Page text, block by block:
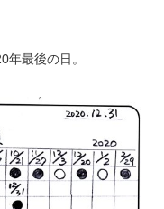
最後の日。